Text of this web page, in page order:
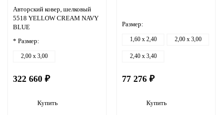
Авторский ковер, шелковый
5518 YELLOW CREAM NAVY
BLUE
* Размер:
2,00 x 3,00
322 660 ₽
Купить
Размер:
1,60 x 2,40 2,00 x 3,00
2,40 x 3,40
77 276 ₽
Купить